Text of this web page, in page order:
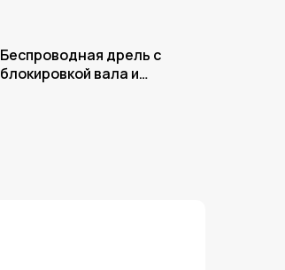
Беспроводная дрель с
блокировкой вала и